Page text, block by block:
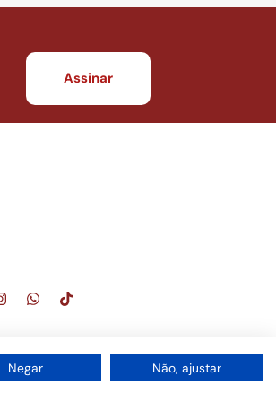
oferece apenas
Pinto Soc. de Adv,
Negar Não, ajustar